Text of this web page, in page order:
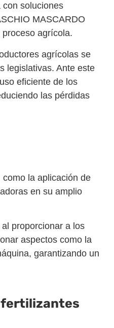
soluciones
MASCARDO
agrícola.
agrícolas se
legislativas. Ante este
eficiente de los
las pérdidas
la aplicación de
en su amplio
proporcionar a los
aspectos como la
garantizando un
fertilizantes